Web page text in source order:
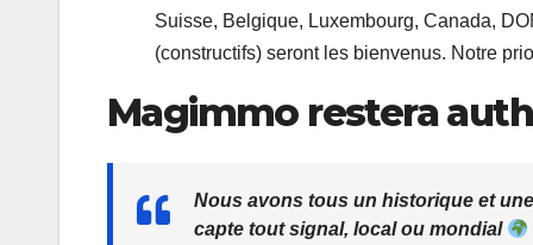
Suisse, Belgique, Luxembourg, Canada,
(constructifs) seront les bienvenus. Notre
Magimmo restera
Nous avons tous un historique et
capte tout signal, local ou mondial